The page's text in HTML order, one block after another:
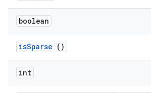
boolean
isSparse ()
int